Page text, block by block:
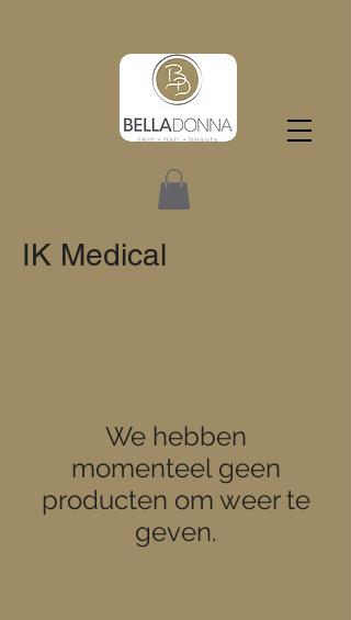
IK Medical
We hebben
momenteel geen
producten om weer te
geven.